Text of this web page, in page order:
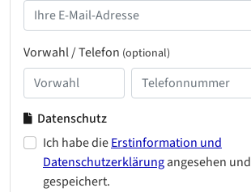
Vorwahl / Telefon (optional)
Datenschutz
Ich habe dieErstinformation und
Datenschutzerklärungangesehen und
gespeichert.